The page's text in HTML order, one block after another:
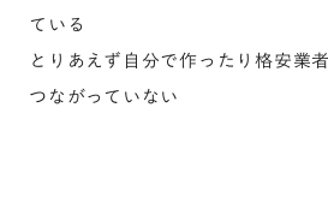
ている
とりあえず自分で作ったり格安業
つながっていない